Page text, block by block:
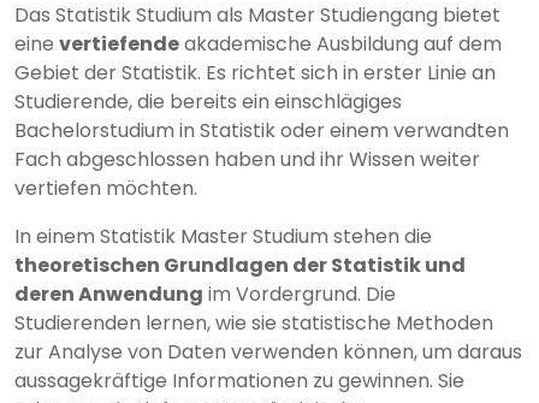
Das Statistik Studium als Master Studiengang bietet
eine vertiefendeakademische Ausbildung auf dem
Gebiet der Statistik. Es richtet sich in erster Linie an
Studierende, die bereits ein einschlägiges
Bachelorstudium in Statistik oder einem verwandten
Fach abgeschlossen haben und ihr Wissen weiter
vertiefen möchten.
In einem Statistik Master Studium stehen die
theoretischen Grundlagen der Statistik und
deren Anwendung im Vordergrund. Die
Studierenden lernen, wie sie statistische Methoden
zur Analyse von Daten verwenden können, um daraus
aussagekräftige Informationen zu gewinnen. Sie